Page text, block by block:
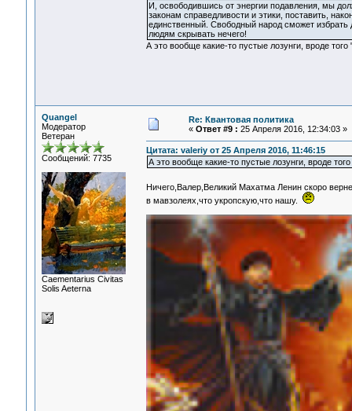
И, освободившись от энергии подавления, мы
законам справедливости и этики, поставить,
единственный. Свободный народ сможет
людям скрывать нечего!
А это вообще какие-то пустые лозунги, вроде
Quangel
Модератор
Ветеран
Сообщений: 7735
Сaementarius Civitas
Solis Aeterna
Re: Квантовая политика
« Ответ #9 : 25 Апреля 2016, 12:34:03 »
Цитата: valeriy от 25 Апреля 2016, 11:46:15
А это вообще какие-то пустые лозунги, вроде
Ничего,Валер,Великий Махатма Ленин скоро
в мавзолеях,что укропскую,что нашу.